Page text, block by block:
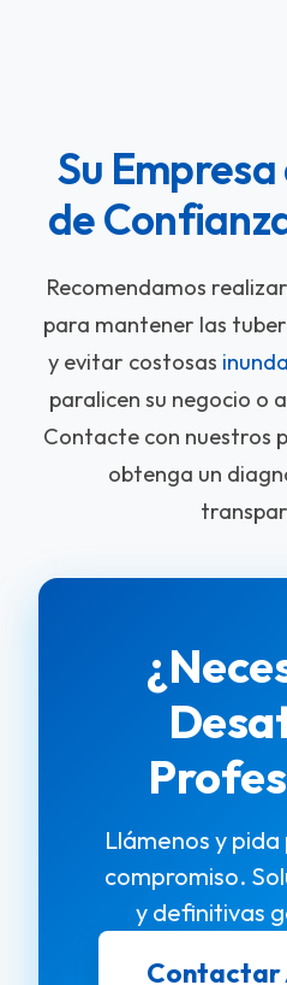
Su
de
Recomendamos
para mantener las
y evitar costosas
paralicen su negocio o
Contacte con nuestros
obtenga un
Llámenos y
compromiso.
y definitivas
Contactar